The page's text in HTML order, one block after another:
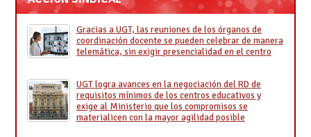
Gracias a UGT, las reuniones de los órganos de
coordinación docente se pueden celebrar de manera
telemática, sin exigir presencialidad en el centro
UGT logra avances en la negociación del RD de
requisitos mínimos de los centros educativos y
exige al Ministerio que los compromisos se
materialicen con la mayor agilidad posible